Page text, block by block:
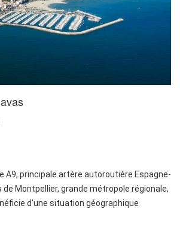
A9, principale artère autoroutière Espagne-
de Montpellier, grande métropole régionale,
d’une situation géographique